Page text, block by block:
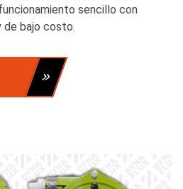
sencillo con
de bajo costo.